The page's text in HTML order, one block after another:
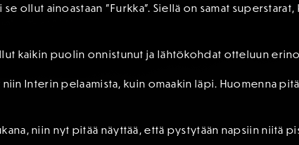
se ollut ainoastaan ”Furkka”. Siellä on samat
kaikin puolin onnistunut ja lähtökohdat otteluun
Interin pelaamista, kuin omaakin läpi. Huomenna
niin nyt pitää näyttää, että pystytään napsiin niitä